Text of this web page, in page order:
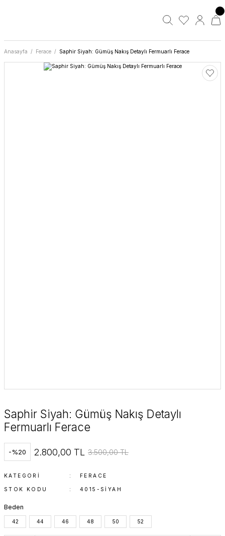
Anasayfa Ferace Saphir Siyah: Gümüş Nakış Detaylı Fermuarlı Ferace
Saphir Siyah: Gümüş Nakış Detaylı
Fermuarlı Ferace
-%20 2.800,00 TL 3.500,00 TL
KATEGORI FERACE
STOK KODU 4015-SIYAH
Beden
42 44 46 48 50 52